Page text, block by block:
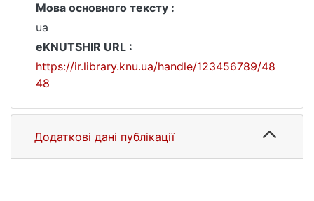
Мова основного тексту :
ua
eKNUTSHIR URL :
https://ir.library.knu.ua/handle/123456789/48
48
Додаткові дані публікації